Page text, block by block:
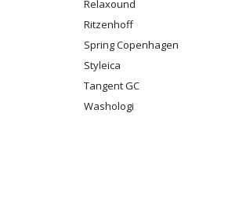
Relaxound
Ritzenhoff
Spring Copenhagen
Styleica
Tangent GC
Washologi